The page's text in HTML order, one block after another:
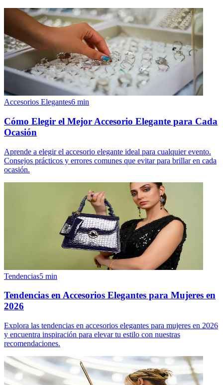
Accesorios Elegantes6 min
Cómo Elegir el Mejor Accesorio Elegante para Cada
Ocasión
Aprende a elegir el accesorio elegante ideal para cualquier evento.
Consejos prácticos y errores comunes que evitar para brillar en cada
ocasión.
Tendencias5 min
Tendencias en Accesorios Elegantes para Mujeres en
2026
Explora las tendencias en accesorios elegantes para mujeres en 2026
y encuentra inspiración para elevar tu estilo con nuestras
recomendaciones.